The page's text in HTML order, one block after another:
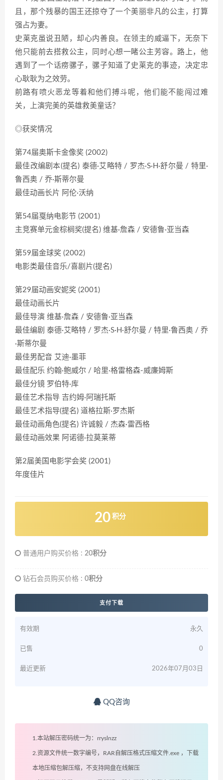
且，那个残暴的国王还掠夺了一个美丽非凡的公主，打算
强占为妻。
史莱克虽说丑陋，却心内善良。在领主的威逼下，无奈下
他只能前去搭救公主，同时心想一睹公主芳容。路上，他
遇到了一个话痨骡子，骡子知道了史莱克的事迹，决定忠
心耿耿为之效劳。
前路有喷火恶龙等着和他们搏斗呢，他们能不能闯过难
关，上演完美的英雄救美童话？
◎获奖情况
第74届奥斯卡金像奖 (2002)
最佳改编剧本(提名) 泰德·艾略特 / 罗杰·S·H·舒尔曼 / 特里·
鲁西奥 / 乔·斯蒂尔曼
最佳动画长片 阿伦·沃纳
第54届戛纳电影节 (2001)
主竞赛单元金棕榈奖(提名) 维基·詹森 / 安德鲁·亚当森
第59届金球奖 (2002)
电影类最佳音乐/喜剧片(提名)
第29届动画安妮奖 (2001)
最佳动画长片
最佳导演 维基·詹森 / 安德鲁·亚当森
最佳编剧 泰德·艾略特 / 罗杰·S·H·舒尔曼 / 特里·鲁西奥 / 乔
·斯蒂尔曼
最佳男配音 艾迪·墨菲
最佳配乐 约翰·鲍威尔 / 哈里·格雷格森-威廉姆斯
最佳分镜 罗伯特·库
最佳艺术指导 吉约姆·阿瑞托斯
最佳艺术指导(提名) 道格拉斯·罗杰斯
最佳动画角色(提名) 许诚毅 / 杰森·雷西格
最佳动画效果 阿诺德·拉莫莱蒂
第2届美国电影学会奖 (2001)
年度佳片
20 积分
普通用户购买价格 : 20积分
钻石会员购买价格 : 0积分
支付下载
有效期 永久
已售 0
最近更新 2026年07月03日
QQ咨询
1.本站解压密码统一为：rryslnzz
2.资源文件统一数字编号，RAR自解压格式压缩文件.exe ，下载
本地压缩包解压缩，不支持网盘在线解压